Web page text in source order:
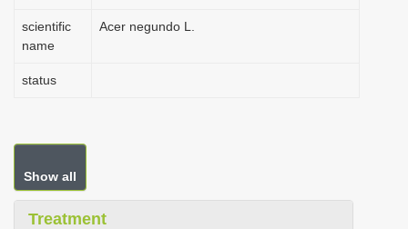
scientific
name
Acer negundo L.
status
Show all
Treatment